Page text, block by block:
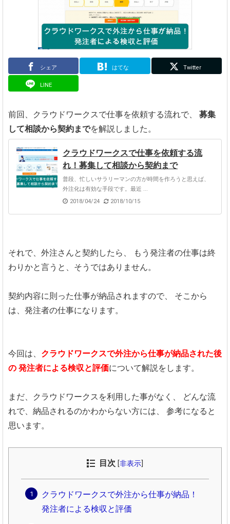
シェア はてな Twitter
LINE
前回、クラウドワークスで仕事を依頼する流れで、
募集
して相談から契約までを解説しました。
クラウドワークスで仕事を依頼する流
れ！募集して相談から契約まで
普段、忙しいサラリーマンの方が時間を作ろうと思えば、
外注化は有効な手段です。最近 ...
2018/04/24
2018/10/15
それで、外注さんと契約したら、
もう発注者の仕事は終
わりかと言うと、そうではありません。
契約内容に則った仕事が納品されますので、
そこから
は、発注者の仕事になります。
今回は、 クラウドワークスで外注から仕事が納品された後
の 発注者による検収と評価について解説をします。
まだ、クラウドワークスを利用した事がなく、
どんな流
れで、納品されるのかわからない方には、
参考になると
思います。
目次 [非表示
クラウドワークスで外注から仕事が納品！
発注者による検収と評価